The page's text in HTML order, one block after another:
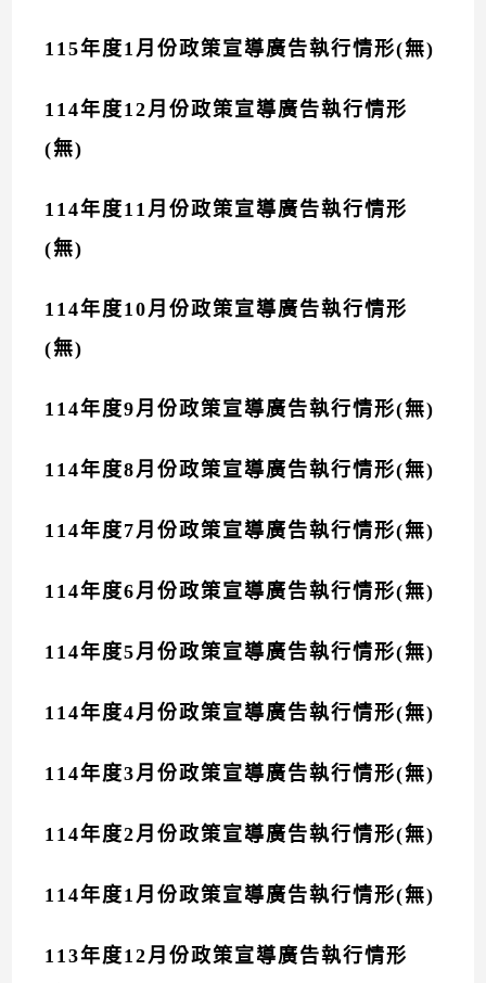
115年度1月份政策宣導廣告執行情形(無)
114年度12月份政策宣導廣告執行情形
(無)
114年度11月份政策宣導廣告執行情形
(無)
114年度10月份政策宣導廣告執行情形
(無)
114年度9月份政策宣導廣告執行情形(無)
114年度8月份政策宣導廣告執行情形(無)
114年度7月份政策宣導廣告執行情形(無)
114年度6月份政策宣導廣告執行情形(無)
114年度5月份政策宣導廣告執行情形(無)
114年度4月份政策宣導廣告執行情形(無)
114年度3月份政策宣導廣告執行情形(無)
114年度2月份政策宣導廣告執行情形(無)
114年度1月份政策宣導廣告執行情形(無)
113年度12月份政策宣導廣告執行情形